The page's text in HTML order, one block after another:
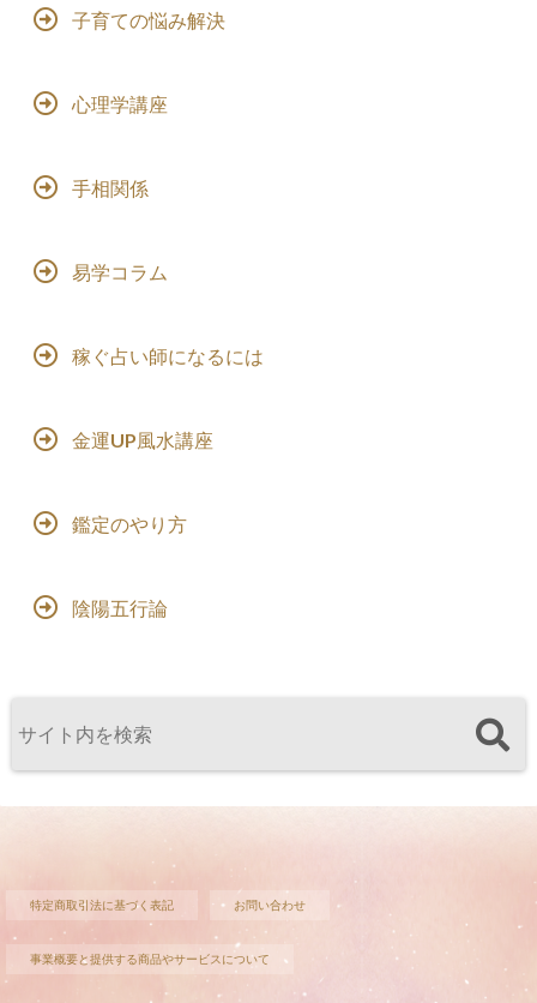
子育ての悩み解決
心理学講座
手相関係
易学コラム
稼ぐ占い師になるには
金運UP風水講座
鑑定のやり方
陰陽五行論
特定商取引法に基づく表記 お問い合わせ
事業概要と提供する商品やサービスについて